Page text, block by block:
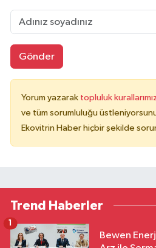
Gönder
Yorum yazarak topluluk
ve tüm sorumluluğu
Ekovitrin Haber hiçbir şekilde
Trend Haberler
Bewen
1